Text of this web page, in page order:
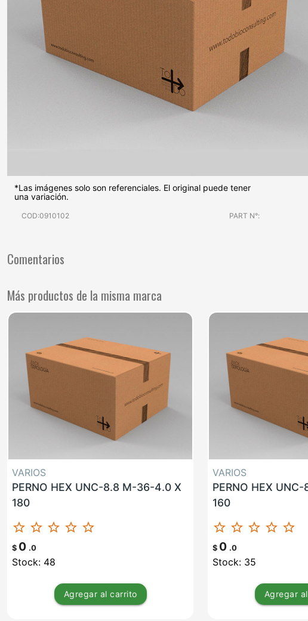
*Las imágenes solo son referenciales. El original puede tener
una variación.
COD:0910102 PART N°:
Comentarios
Más productos de la misma marca
VARIOS
PERNO HEX UNC-8.8 M-36-4.0 X
180
star_border star_border star_border star_border star_border
$ 0 .0
Stock: 48
Agregar al carrito
VARIOS
PERNO HEX
160
star_border star_border star_border star_border star_border
$ 0 .0
Stock: 35
Agregar